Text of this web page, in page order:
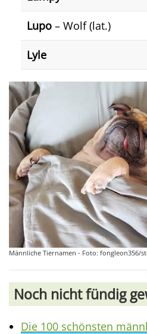
Lupo – Wolf (lat.)
Lyle
Männliche Tiernamen - Foto: fongleon356/
Noch nicht fündig
Die 100 schönsten